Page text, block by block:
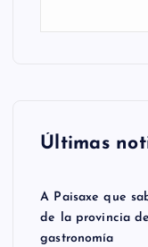
Últimas
A Paisaxe que
de la provincia
gastronomía